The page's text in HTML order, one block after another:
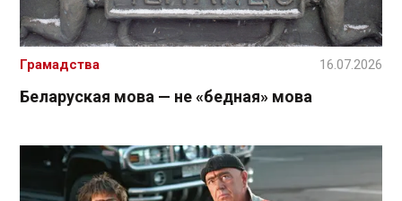
Беларуская мова — не «бедная» мова
Грамадства 16.07.2026